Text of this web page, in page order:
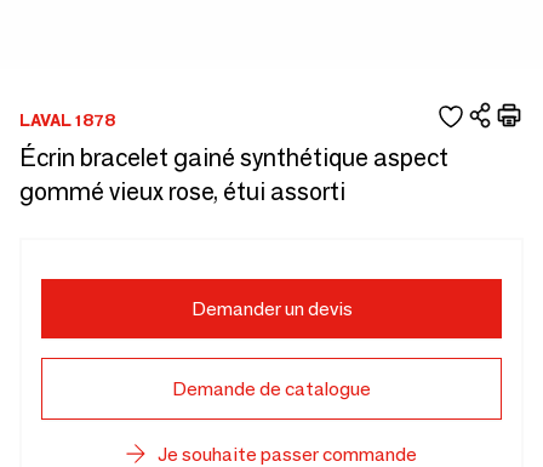
LAVAL 1878
Écrin bracelet gainé synthétique aspect
gommé vieux rose, étui assorti
Demander un devis
Demande de catalogue
Je souhaite passer commande